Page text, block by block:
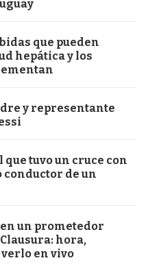
que pueden
hepática y los
y representante
tuvo un cruce con
conductor de un
un prometedor
hora,
en vivo